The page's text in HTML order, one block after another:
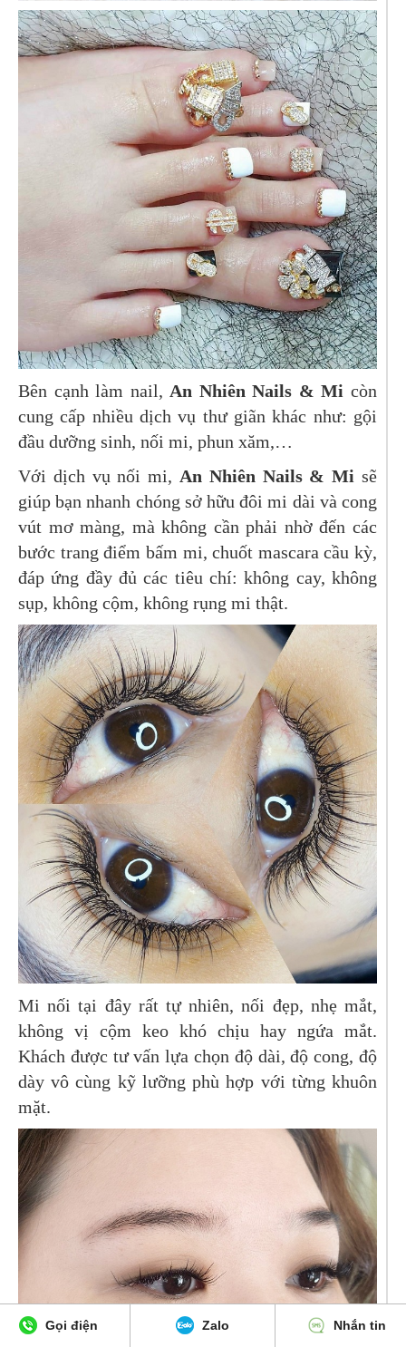
Bên cạnh làm nail, An Nhiên Nails & Mi còn
cung cấp nhiều dịch vụ thư giãn khác như: gội
đầu dưỡng sinh, nối mi, phun xăm,…
Với dịch vụ nối mi, An Nhiên Nails & Mi sẽ
giúp bạn nhanh chóng sở hữu đôi mi dài và cong
vút mơ màng, mà không cần phải nhờ đến các
bước trang điểm bấm mi, chuốt mascara cầu kỳ,
đáp ứng đầy đủ các tiêu chí: không cay, không
sụp, không cộm, không rụng mi thật.
Mi nối tại đây rất tự nhiên, nối đẹp, nhẹ mắt,
không vị cộm keo khó chịu hay ngứa mắt.
Khách được tư vấn lựa chọn độ dài, độ cong, độ
dày vô cùng kỹ lưỡng phù hợp với từng khuôn
mặt.
Gọi điện Zalo Nhắn tin